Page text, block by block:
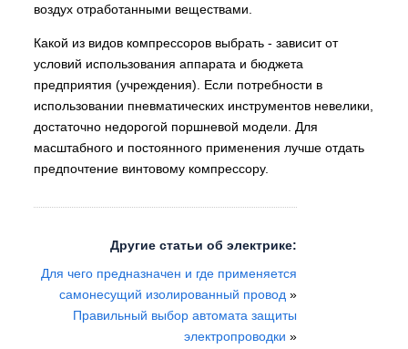
воздух отработанными веществами.
Какой из видов компрессоров выбрать - зависит от
условий использования аппарата и бюджета
предприятия (учреждения). Если потребности в
использовании пневматических инструментов невелики,
достаточно недорогой поршневой модели. Для
масштабного и постоянного применения лучше отдать
предпочтение винтовому компрессору.
Другие статьи об электрике:
Для чего предназначен и где применяется
самонесущий изолированный провод »
Правильный выбор автомата защиты
электропроводки »